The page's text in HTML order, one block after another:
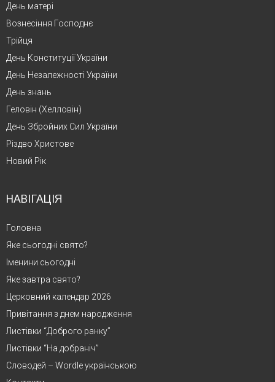
День матері
Вознесіння Господнє
Трійця
День Конституції України
День Незалежності України
День знань
Геловін (Хелловін)
День Збройних Сил України
Різдво Христове
Новий Рік
НАВІГАЦІЯ
Головна
Яке сьогодні свято?
Іменини сьогодні
Яке завтра свято?
Церковний календар 2026
Привітання з днем народження
Листівки “Доброго ранку”
Листівки “На добраніч”
Словодей – Wordle українською